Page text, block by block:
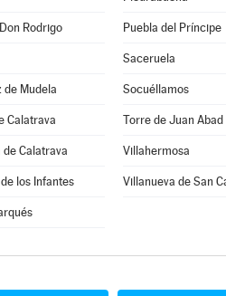
Rodrigo Puebla del Príncipe
Saceruela
de Mudela Socuéllamos
Calatrava Torre de Juan Abad
de Calatrava Villahermosa
los Infantes Villanueva de San